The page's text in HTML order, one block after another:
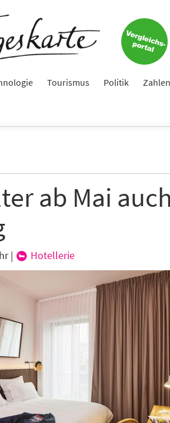
Tourismus Politik Zahlen
ab Mai
| Hotellerie